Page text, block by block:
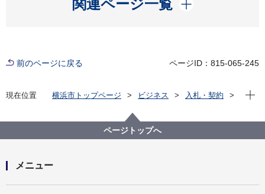
関連ページ一覧
前のページに戻る ページID：815-065-245
現在位置 横浜市トップページ ビジネス
入札・契約
【終了しました】【公募型指名競争⼊札】【令和５年
度】介護保険料額決定通知書等の印字及び封⼊封かん
現在
ページトップへ
メニュー